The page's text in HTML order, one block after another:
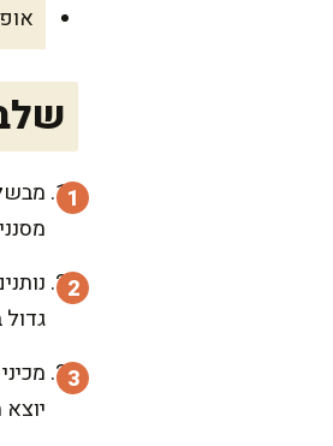
אופציונלי: 60
מסננים ושוטפים 5-10